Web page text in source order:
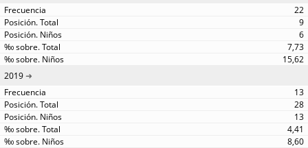
22
9
6
7,73
15,62
2019
13
28
13
4,41
8,60